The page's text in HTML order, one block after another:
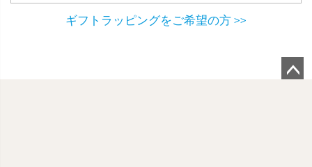
ギフトラッピングをご希望の方 >>